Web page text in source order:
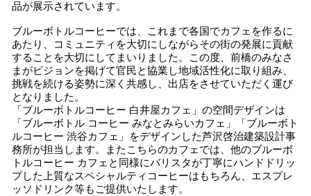
品が展示されています。
ブルーボトルコーヒーでは、これまで各国でカフェを作るに
あたり、コミュニティを大切にしながらその街の発展に貢献
することを大切にしてまいりました。この度、前橋のみなさ
まがビジョンを掲げて官民と協業し地域活性化に取り組み、
挑戦を続ける姿勢に深く共感し、出店をさせていただく運び
となりました。
「ブルーボトルコーヒー 白井屋カフェ」の空間デザインは
「ブルーボトル コーヒー みなとみらいカフェ」「ブルーボト
ルコーヒー 渋谷カフェ」をデザインした芦沢啓治建築設計事
務所が担当します。またこちらのカフェでは、他のブルーボ
トルコーヒー カフェと同様にバリスタが丁寧にハンドドリッ
プした上質なスペシャルティコーヒーはもちろん、エスプレ
ッソドリンク等もご提供いたします。